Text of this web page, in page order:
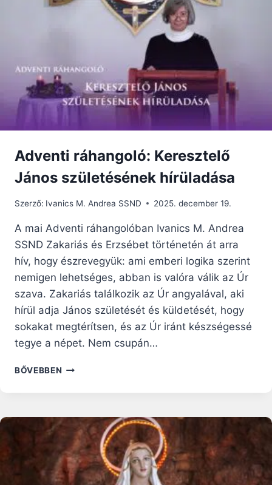
Adventi ráhangoló: Keresztelő
János születésének hírüladása
Szerző: Ivanics M. Andrea SSND 2025. december 19.
A mai Adventi ráhangolóban Ivanics M. Andrea
SSND Zakariás és Erzsébet történetén át arra
hív, hogy észrevegyük: ami emberi logika szerint
nemigen lehetséges, abban is valóra válik az Úr
szava. Zakariás találkozik az Úr angyalával, aki
hírül adja János születését és küldetését, hogy
sokakat megtérítsen, és az Úr iránt készségessé
tegye a népet. Nem csupán…
BŐVEBBEN ADVENTI
SZÜLETÉSÉNEK
HÍRÜLADÁSA